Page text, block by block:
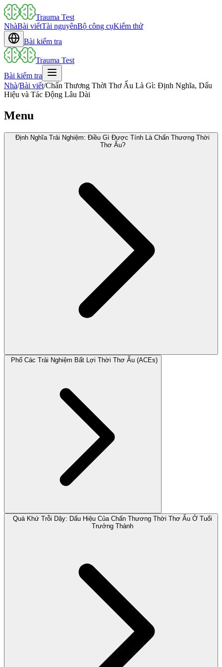
Trauma Test
NhàBài viếtTài nguyênBộ công cụKiểm thử
Bài kiểm tra
Trauma Test
Bài kiểm tra
Nhà/Bài viết/Chấn Thương Thời Thơ Ấu Là Gì: Định Nghĩa, Dấu
Hiệu và Tác Động Lâu Dài
Menu
Định Nghĩa Trải Nghiệm: Điều Gì Được Tính Là Chấn Thương Thời
Thơ Ấu?
Phổ Các Trải Nghiệm Bất Lợi Thời Thơ Ấu (ACEs)
Quá Khứ Trỗi Dậy: Dấu Hiệu Của Chấn Thương Thời Thơ Ấu Ở Tuổi
Trưởng Thành